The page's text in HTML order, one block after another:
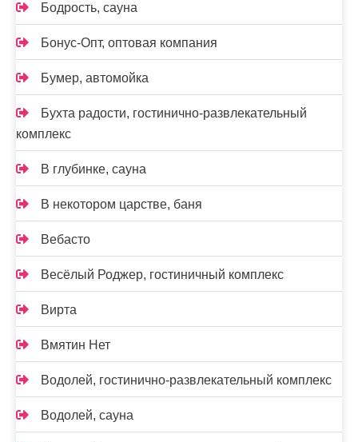
Бодрость, сауна
Бонус-Опт, оптовая компания
Бумер, автомойка
Бухта радости, гостинично-развлекательный
комплекс
В глубинке, сауна
В некотором царстве, баня
Вебасто
Весёлый Роджер, гостиничный комплекс
Вирта
Вмятин Нет
Водолей, гостинично-развлекательный комплекс
Водолей, сауна